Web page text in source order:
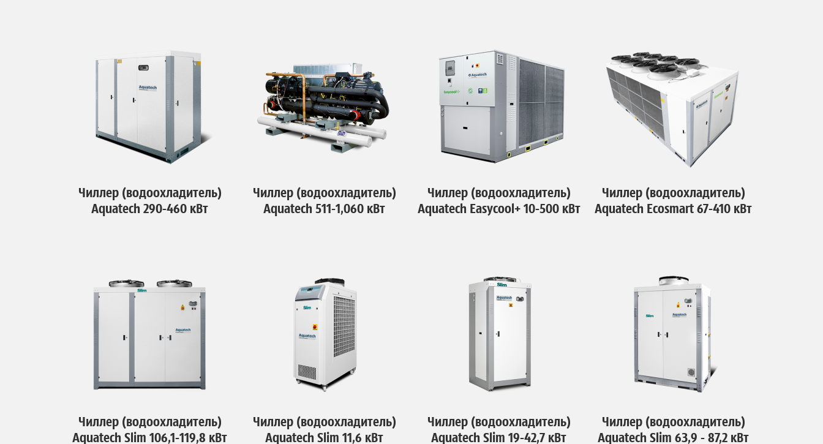
Чиллер (водоохладитель)
Aquatech 290-460 кВт
Чиллер (водоохладитель)
Aquatech 511-1,060 кВт
Чиллер (водоохладитель)
Aquatech Easycool+ 10-500 кВт
Чиллер (водоохладитель)
Aquatech Ecosmart 67-410 кВт
Чиллер (водоохладитель)
Aquatech Slim 106,1-119,8 кВт
Чиллер (водоохладитель)
Aquatech Slim 11,6 кВт
Чиллер (водоохладитель)
Aquatech Slim 19-42,7 кВт
Чиллер (водоохладитель)
Aquatech Slim 63,9 - 87,2 кВт